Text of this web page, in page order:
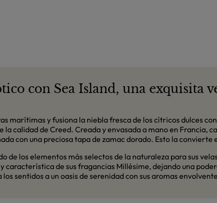
con Sea Island, una exquisita
marítimas y fusiona la niebla fresca de los cítricos dulces
la calidad de Creed. Creada y envasada a mano en Francia,
con una preciosa tapa de zamac dorado. Esto la
de los elementos más selectos de la naturaleza para sus
de sus fragancias Millésime, dejando una
sentidos a un oasis de serenidad con sus aromas